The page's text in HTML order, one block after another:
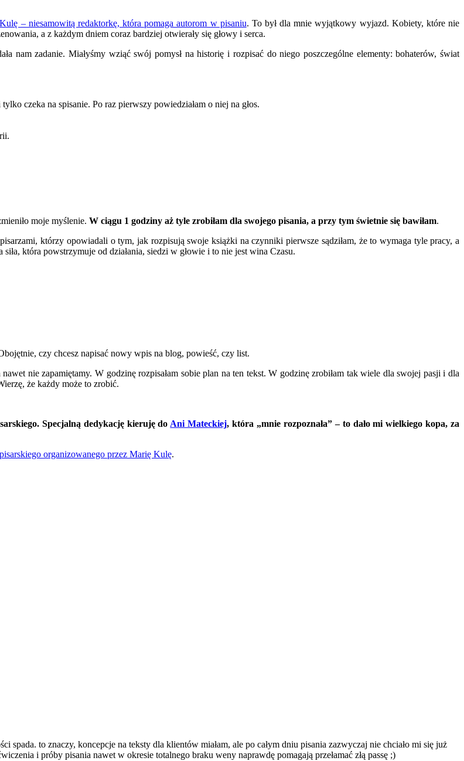
– niesamowitą redaktorkę, która pomaga autorom w pisaniu. To był dla mnie wyjątkowy wyjazd. Kobiety, które nie
a z każdym dniem coraz bardziej otwierały się głowy i serca.
nam zadanie. Miałyśmy wziąć swój pomysł na historię i rozpisać do niego poszczególne elementy: bohaterów, świat
czeka na spisanie. Po raz pierwszy powiedziałam o niej na głos.
moje myślenie. W ciągu 1 godziny aż tyle zrobiłam dla swojego pisania, a przy tym świetnie się bawiłam.
którzy opowiadali o tym, jak rozpisują swoje książki na czynniki pierwsze sądziłam, że to wymaga tyle pracy, a
która powstrzymuje od działania, siedzi w głowie i to nie jest wina Czasu.
czy chcesz napisać nowy wpis na blog, powieść, czy list.
nie zapamiętamy. W godzinę rozpisałam sobie plan na ten tekst. W godzinę zrobiłam tak wiele dla swojej pasji i dla
że każdy może to zrobić.
Specjalną dedykację kieruję do Ani Mateckiej, która „mnie rozpoznała” – to dało mi wielkiego kopa, za
organizowanego przez Marię Kulę.
spada. to znaczy, koncepcje na teksty dla klientów miałam, ale po całym dniu pisania zazwyczaj nie chciało mi się już
i próby pisania nawet w okresie totalnego braku weny naprawdę pomagają przełamać złą passę ;)